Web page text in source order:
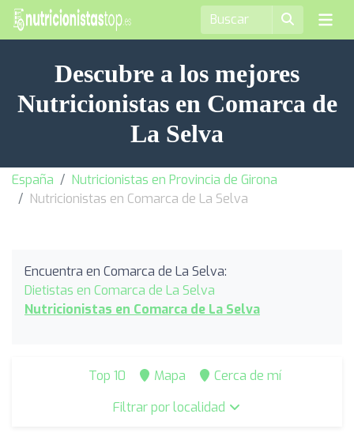
Descubre a los mejores
Nutricionistas en Comarca de
La Selva
España
Nutricionistas en Provincia de Girona
Nutricionistas en Comarca de La Selva
Encuentra en Comarca de La Selva:
Dietistas en Comarca de La Selva
Nutricionistas en Comarca de La Selva
Top 10 Mapa
Cerca de mí
Filtrar por localidad